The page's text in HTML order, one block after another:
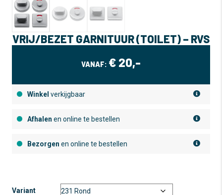
VRIJ/BEZET GARNITUUR (TOILET) – RVS
VANAF: € 20,-
Winkel verkijgbaar
Afhalen en online te bestellen
Bezorgen en online te bestellen
Variant